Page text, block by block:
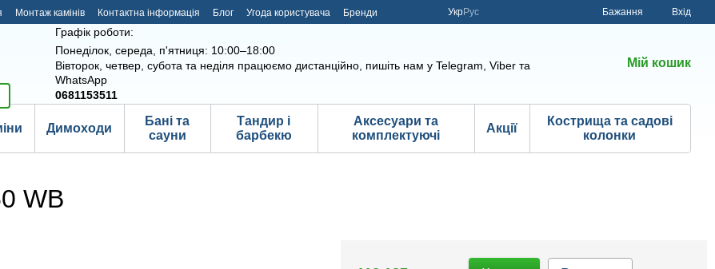
Монтаж камінів Контактна інформація Блог Угода користувача Бренди УкрРус Бажання Вхід
Графік роботи:
Понеділок, середа, п'ятниця: 10:00–18:00
Вівторок, четвер, субота та неділя працюємо дистанційно, пишіть нам у Telegram, Viber та
WhatsApp
0681153511
Мій кошик
Димоходи
Бані та
сауни
Тандир і
барбекю
Аксесуари та
комплектуючі
Акції
Кострища та садові
колонки
WB